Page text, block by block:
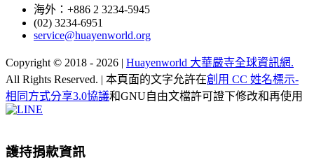
海外：+886 2 3234-5945
(02) 3234-6951
service@huayenworld.org
Copyright © 2018 - 2026 | Huayenworld 大華嚴寺全球資訊網.
All Rights Reserved. | 本頁面的文字允許在創用 CC 姓名標示-
相同方式分享3.0協議和GNU自由文檔許可證下修改和再使用
Facebook
X
WeChat
YouTube
LINE
Bar
護持捐款資訊